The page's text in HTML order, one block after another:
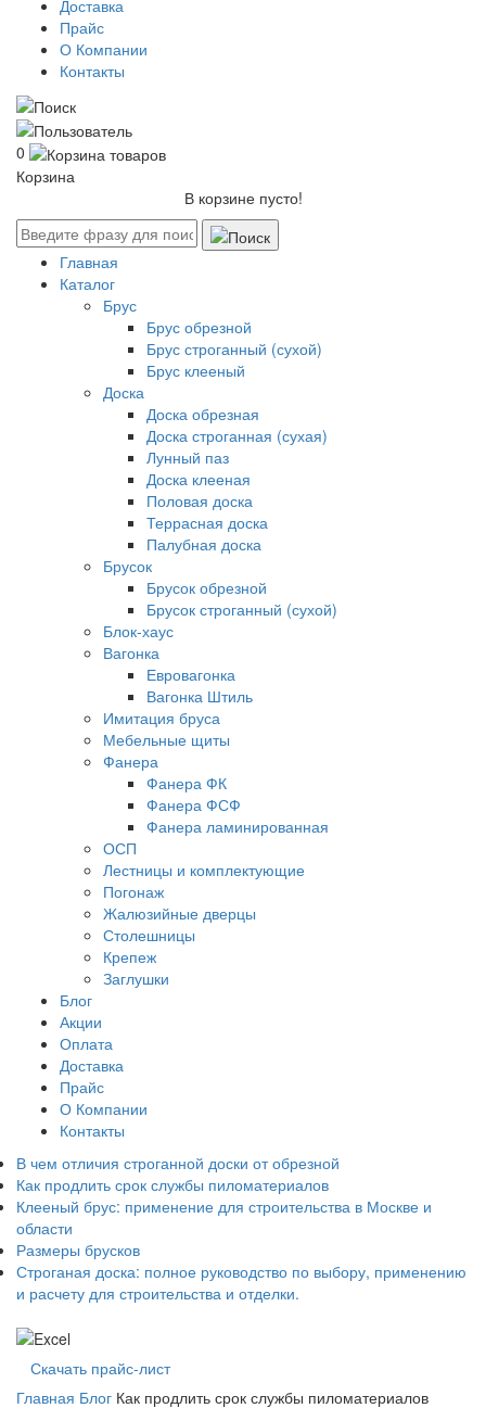
Доставка
Прайс
О Компании
Контакты
0
Корзина
В корзине пусто!
Главная
Каталог
Брус
Брус обрезной
Брус строганный (сухой)
Брус клееный
Доска
Доска обрезная
Доска строганная (сухая)
Лунный паз
Доска клееная
Половая доска
Террасная доска
Палубная доска
Брусок
Брусок обрезной
Брусок строганный (сухой)
Блок-хаус
Вагонка
Евровагонка
Вагонка Штиль
Имитация бруса
Мебельные щиты
Фанера
Фанера ФК
Фанера ФСФ
Фанера ламинированная
ОСП
Лестницы и комплектующие
Погонаж
Жалюзийные дверцы
Столешницы
Крепеж
Заглушки
Блог
Акции
Оплата
Доставка
Прайс
О Компании
Контакты
В чем отличия строганной доски от обрезной
Как продлить срок службы пиломатериалов
Клееный брус: применение для строительства в Москве и
области
Размеры брусков
Строганая доска: полное руководство по выбору, применению
и расчету для строительства и отделки.
Скачать прайс-лист
Главная Блог Как продлить срок службы пиломатериалов